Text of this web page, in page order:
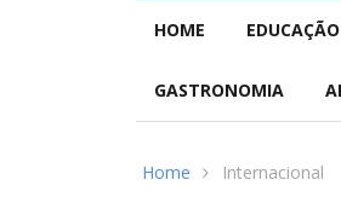
HOME EDUCAÇÃO
GASTRONOMIA
Home Internacional